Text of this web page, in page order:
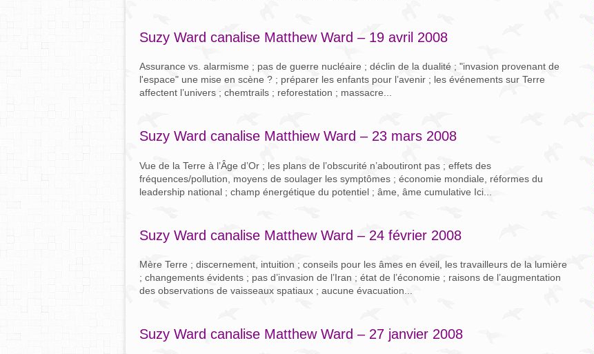
Suzy Ward canalise Matthew Ward – 19 avril 2008
Assurance vs. alarmisme ; pas de guerre nucléaire ; déclin de la dualité ; "invasion provenant de
l'espace" une mise en scène ? ; préparer les enfants pour l’avenir ; les événements sur Terre
affectent l’univers ; chemtrails ; reforestation ; massacre...
Suzy Ward canalise Matthiew Ward – 23 mars 2008
Vue de la Terre à l’Âge d’Or ; les plans de l’obscurité n’aboutiront pas ; effets des
fréquences/pollution, moyens de soulager les symptômes ; économie mondiale, réformes du
leadership national ; champ énergétique du potentiel ; âme, âme cumulative Ici...
Suzy Ward canalise Matthew Ward – 24 février 2008
Mère Terre ; discernement, intuition ; conseils pour les âmes en éveil, les travailleurs de la lumière
; changements évidents ; pas d’invasion de l’Iran ; état de l’économie ; raisons de l’augmentation
des observations de vaisseaux spatiaux ; aucune évacuation...
Suzy Ward canalise Matthew Ward – 27 janvier 2008